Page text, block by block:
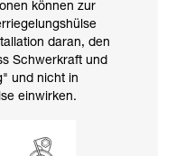
können zur
daran, den
Schwerkraft und
und nicht in
einwirken.